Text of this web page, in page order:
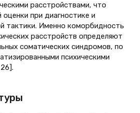
расстройствами, что
при диагностике и
тактики. Именно коморбидность
расстройств определяют
соматических синдромов, по
психическими